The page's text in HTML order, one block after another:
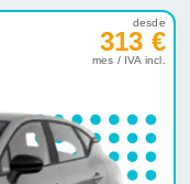
desde
313 €
mes / IVA incl.